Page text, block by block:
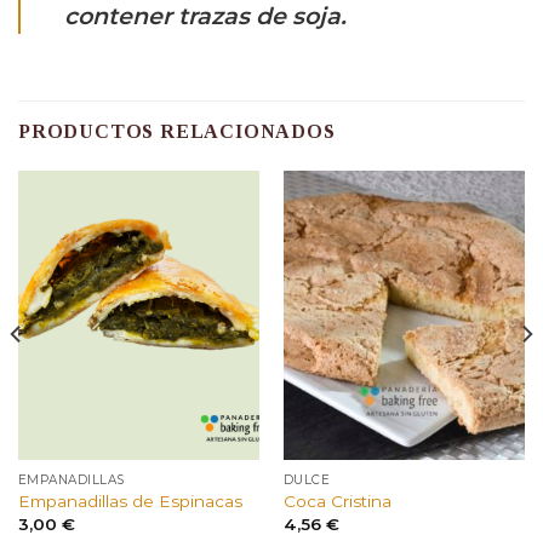
contener trazas de soja.
PRODUCTOS RELACIONADOS
EMPANADILLAS
Empanadillas de Espinacas
3,00 €
DULCE
Coca Cristina
4,56 €